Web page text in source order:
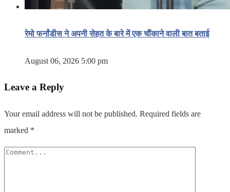
रेमो फर्नांडीस ने अपनी सेहत के बारे में एक चौंकाने वाली बात बताई
August 06, 2026 5:00 pm
Leave a Reply
Your email address will not be published. Required fields are
marked *